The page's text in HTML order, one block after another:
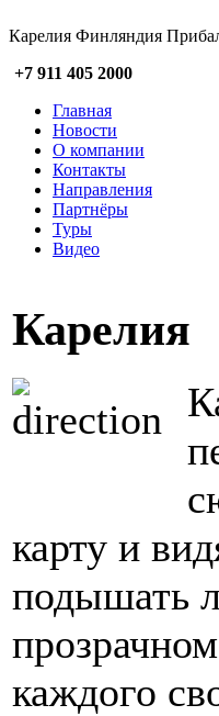
Карелия Финляндия
+7 911 405 2000
Главная
Новости
О компании
Контакты
Направления
Партнёры
Туры
Видео
Карелия
карту и
подышать
каждого